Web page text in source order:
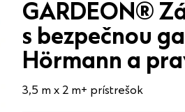
GARDEON®
s bezpečnou
Hörmann a
3,5 m x 2 m+ prístrešok